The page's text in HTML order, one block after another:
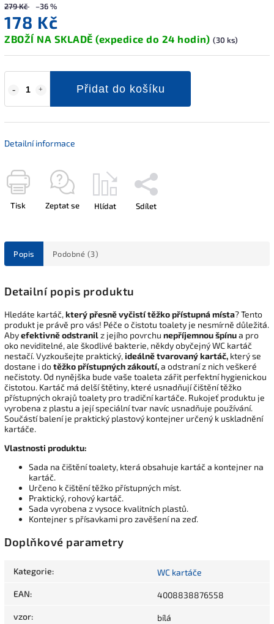
279 Kč –36 %
178 Kč
ZBOŽÍ NA SKLADĚ (expedice do 24 hodin) (30 ks)
Přidat do košíku
Detailní informace
Tisk Zeptat se Hlídat Sdílet
Popis Podobné (3)
Detailní popis produktu
Hledáte kartáč,který přesně vyčistí těžko přístupná místa? Tento
produkt je právě pro vás! Péče o čistotu toalety je nesmírně důležitá.
Abyefektivně odstranilz jejího povrchu nepříjemnou špínua pro
oko neviditelné, ale škodlivé bakterie, někdy obyčejný WC kartáč
nestačí. Vyzkoušejte praktický,ideálně tvarovaný kartáč, který se
dostane i dotěžko přístupných zákoutí,a odstraní z nich veškeré
nečistoty. Od nynějška bude vaše toaleta zářit perfektní hygienickou
čistotou. Kartáč má delší štětiny, které usnadňují čištění těžko
přístupných okrajů toalety pro tradiční kartáče. Rukojeť produktu je
vyrobena z plastu a její speciální tvar navíc usnadňuje používání.
Součástí balení je praktický plastový kontejner určený k uskladnění
kartáče.
Vlastnosti produktu:
Sada na čištění toalety, která obsahuje kartáč a kontejner na
kartáč.
Určeno k čištění těžko přístupných míst.
Praktický, rohový kartáč.
Sada vyrobena z vysoce kvalitních plastů.
Kontejner s přísavkami pro zavěšení na zeď.
Doplňkové parametry
Kategorie: WC kartáče
EAN: 4008838876558
vzor: bílá